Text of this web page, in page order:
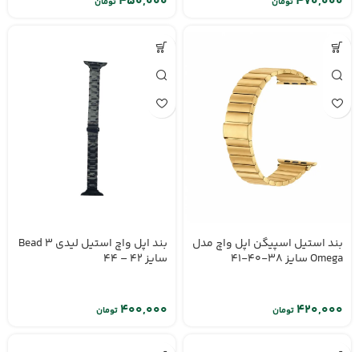
بند استیل اسپیگن اپل واچ مدل
Omega سایز 38-40-41
تومان
بند اپل واچ استیل لیدی 3 Bead
سایز 42 – 44
تومان